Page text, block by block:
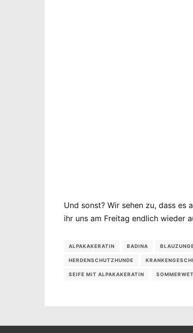
Und sonst? Wir sehen zu, dass
ihr uns am Freitag endlich wieder
ALPAKAKERATIN BADINA
HERDENSCHUTZHUNDE
SEIFE MIT ALPAKAKERATIN